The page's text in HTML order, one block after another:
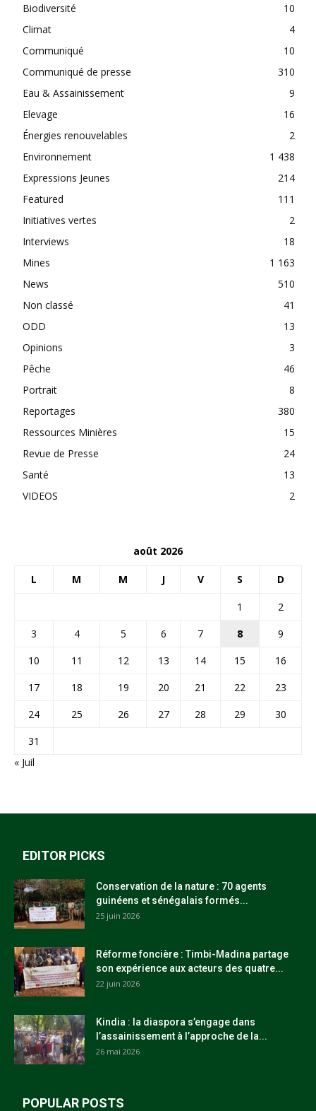
Biodiversité
10
Climat
4
Communiqué
10
Communiqué de presse
310
Eau & Assainissement
9
Elevage
16
Énergies renouvelables
2
Environnement
1 438
Expressions Jeunes
214
Featured
111
Initiatives vertes
2
Interviews
18
Mines
1 163
News
510
Non classé
41
ODD
13
Opinions
3
Pêche
46
Portrait
8
Reportages
380
Ressources Minières
15
Revue de Presse
24
Santé
13
VIDEOS
2
août 2026
L M M J V S D
1
2
3
4 5 6 7 8
9
10
11 12 13 14 15
16
17
18 19 20 21 22
23
24
25 26 27 28 29
30
31
« Juil
EDITOR PICKS
Conservation de la nature : 70 agents
guinéens et sénégalais formés...
25 juin 2026
Réforme foncière : Timbi-Madina partage
son expérience aux acteurs des quatre...
22 juin 2026
Kindia : la diaspora s’engage dans
l’assainissement à l’approche de la...
26 mai 2026
POPULAR POSTS